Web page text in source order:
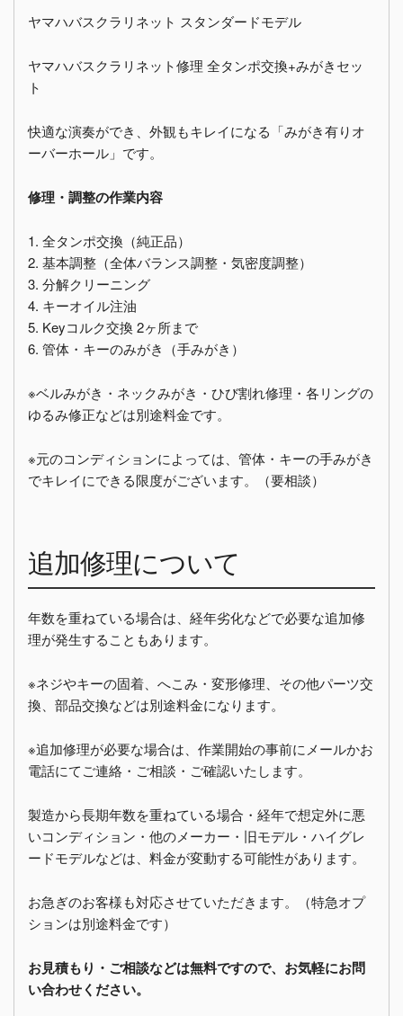
ヤマハバスクラリネット スタンダードモデル
ヤマハバスクラリネット修理 全タンポ交換+みがきセッ
ト
快適な演奏ができ、外観もキレイになる「みがき有りオ
ーバーホール」です。
修理・調整の作業内容
1. 全タンポ交換（純正品）
2. 基本調整（全体バランス調整・気密度調整）
3. 分解クリーニング
4. キーオイル注油
5. Keyコルク交換 2ヶ所まで
6. 管体・キーのみがき（手みがき）
※ベルみがき・ネックみがき・ひび割れ修理・各リングの
ゆるみ修正などは別途料金です。
※元のコンディションによっては、管体・キーの手みがき
でキレイにできる限度がございます。（要相談）
追加修理について
年数を重ねている場合は、経年劣化などで必要な追加修
理が発生することもあります。
※ネジやキーの固着、へこみ・変形修理、その他パーツ交
換、部品交換などは別途料金になります。
※追加修理が必要な場合は、作業開始の事前にメールかお
電話にてご連絡・ご相談・ご確認いたします。
製造から長期年数を重ねている場合・経年で想定外に悪
いコンディション・他のメーカー・旧モデル・ハイグレ
ードモデルなどは、料金が変動する可能性があります。
お急ぎのお客様も対応させていただきます。（特急オプ
ションは別途料金です）
お見積もり・ご相談などは無料ですので、お気軽にお問
い合わせください。